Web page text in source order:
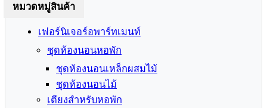
หมวดหมู่สินค้า
เฟอร์นิเจอร์อพาร์ทเมนท์
ชุดห้องนอนหอพัก
ชุดห้องนอนเหล็กผสมไม้
ชุดห้องนอนไม้
เตียงสำหรับหอพัก